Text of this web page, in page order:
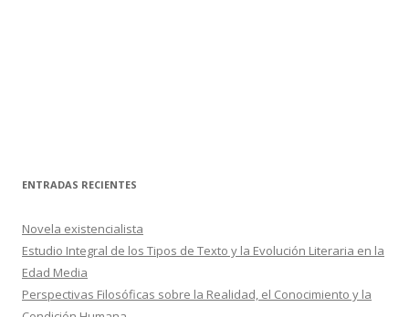
ENTRADAS RECIENTES
Novela existencialista
Estudio Integral de los Tipos de Texto y la Evolución Literaria en la
Edad Media
Perspectivas Filosóficas sobre la Realidad, el Conocimiento y la